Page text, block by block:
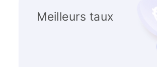
Meilleurs taux